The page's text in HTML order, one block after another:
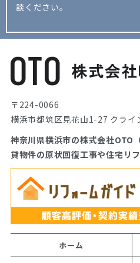
談ください。
〒224-0066
横浜市都筑区見花山1-27 クライ
神奈川県横浜市の株式会社OTO
貸物件の原状回復工事や住宅リ
ホーム